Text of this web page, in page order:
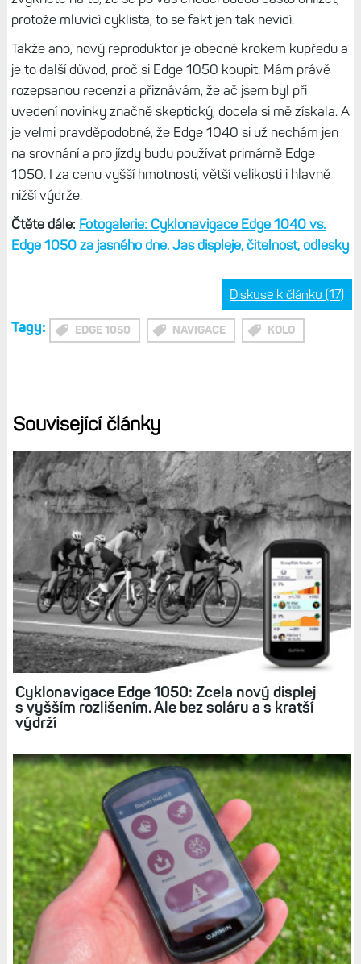
Ačkoliv jsem čekal, že hlasová navigace bude další
zbytečností, kterou Garmin do svých novinek cpe (po
vzoru hodinek, kde ale potřebujete připojeným mobilní
telefon nebo sluchátka), jde o příjemné překvapení.
hlasovkou se dobře jezdí a daleko méně díky ní bloudím,
protože když se kochám, příjemný hlas mě včas upozorní,
že se něco děje.Jasně, na Edge 1040 také můžu mít
aktivní tóny, ale jsou protivné a rvou mi uši. Jen si
zvykněte na to, že se po vás chodci budou často ohlížet,
protože mluvící cyklista, to se fakt jen tak nevidí.
Takže ano, nový reproduktor je obecně krokem kupředu a
rozepsanou recenzi a přiznávám, že ač jsem byl při
uvedení novinky značně skeptický, docela si mě získala. A
je velmi pravděpodobné, že Edge 1040 si už nechám jen
Čtěte dále:Fotogalerie: Cyklonavigace Edge 1040 vs.
Diskuse k článku (17)
Tagy: EDGE 1050 NAVIGACE KOLO
Související články